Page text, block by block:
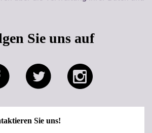
Sie uns auf
Sie uns!